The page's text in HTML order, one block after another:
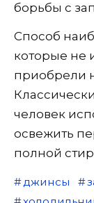
борьбы с
Способ
которые не
приобрели
человек
освежить
полной
джинсы